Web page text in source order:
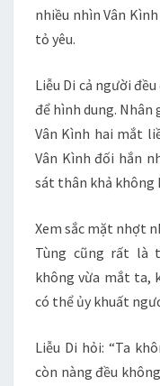
nhiều nhìn Vân
tỏ yêu.
Liễu Di cả người
để hình dung. Nhân
Vân Kình hai mắt
Vân Kình đối hắn
sát thân khả
Xem sắc mặt nhợt
Tùng cũng rất là
không vừa mắt ta,
có thể ủy khuất
Liễu Di hỏi: “Ta
còn nàng đều